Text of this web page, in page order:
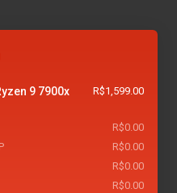
9 7900x
R$1,599.00
R$0.00
R$0.00
R$0.00
R$0.00